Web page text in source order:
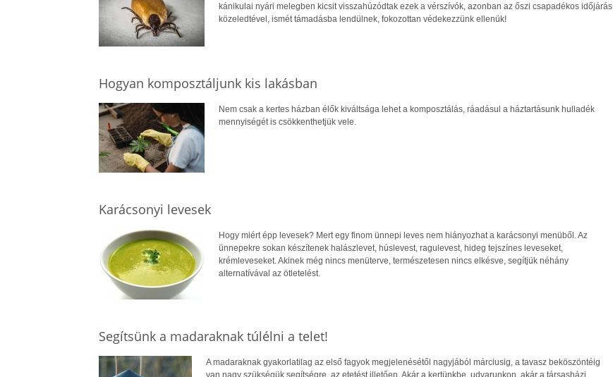
kánikulai nyári melegben kicsit visszahúzódtak ezek a vérszívók, azonban az őszi csapadékos időjárás
közeledtével, ismét támadásba lendülnek, fokozottan védekezzünk ellenük!
Hogyan komposztáljunk kis lakásban
Nem csak a kertes házban élők kiváltsága lehet a komposztálás, ráadásul a háztartásunk hulladék
mennyiségét is csökkenthetjük vele.
Karácsonyi levesek
Hogy miért épp levesek? Mert egy finom ünnepi leves nem hiányozhat a karácsonyi menüből. Az
ünnepekre sokan készítenek halászlevet, húslevest, ragulevest, hideg tejszínes leveseket,
krémleveseket. Akinek még nincs menüterve, természetesen nincs elkésve, segítjük néhány
alternatívával az ötletelést.
Segítsünk a madaraknak túlélni a telet!
A madaraknak gyakorlatilag az első fagyok megjelenésétől nagyjából márciusig, a tavasz beköszöntéig
van nagy szükségük segítségre, az etetést illetően. Akár a kertünkbe, udvarunkon, akár a társasházi